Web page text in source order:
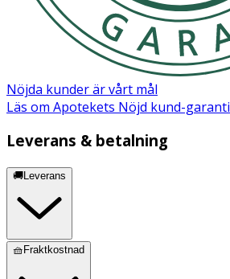
Nöjda kunder är vårt mål
Läs om Apotekets Nöjd kund-garanti
Leverans & betalning
🚚Leverans
🧺Fraktkostnad